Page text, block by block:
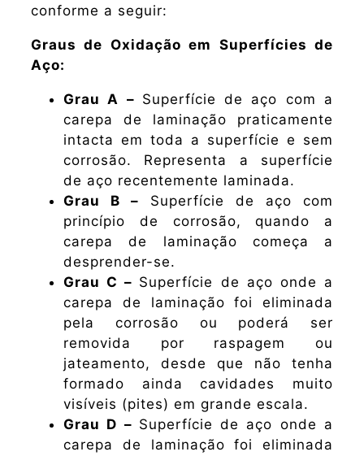
conforme a seguir:
Graus de Oxidação em Superfícies de
Aço:
Grau A – Superfície de aço com a
carepa de laminação praticamente
intacta em toda a superfície e sem
corrosão. Representa a superfície
de aço recentemente laminada.
Grau B – Superfície de aço com
princípio de corrosão, quando a
carepa de laminação começa a
desprender-se.
Grau C – Superfície de aço onde a
carepa de laminação foi eliminada
pela corrosão ou poderá ser
removida por raspagem ou
jateamento, desde que não tenha
formado ainda cavidades muito
visíveis (pites) em grande escala.
Grau D – Superfície de aço onde a
carepa de laminação foi eliminada